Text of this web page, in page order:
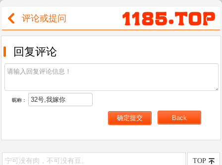
评论或提问
回复评论
昵称：
宁可没有肉，不可没有豆。 TOP